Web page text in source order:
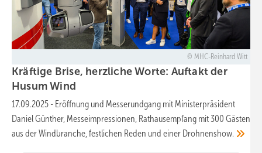
MHC-Reinhard Witt
Kräftige Brise, herzliche Worte: Auftakt der
HusumWind
17.09.2025 - Eröffnung und Messerundgang mit Ministerpräsident
Daniel Günther, Messeimpressionen, Rathausempfang mit 300 Gästen
aus der Windbranche, festlichen Reden und einer Drohnenshow.